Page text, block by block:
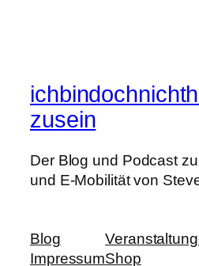
zusein
Der Blog und Podcast
und E-Mobilität von
Blog
ImpressumShop